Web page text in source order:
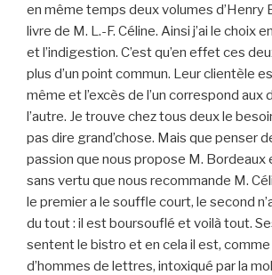
en même temps deux volumes d’Henry
livre de M. L.-F. Céline. Ainsi j’ai le choix
et l’indigestion. C’est qu’en effet ces
plus d’un point commun. Leur clientèle
même et l’excès de l’un correspond aux
l’autre. Je trouve chez tous deux le
pas dire grand’chose. Mais que penser
passion que nous propose M. Bordeaux
sans vertu que nous recommande M.
le premier a le souffle court, le second
du tout : il est boursouflé et voilà tout.
sentent le bistro et en cela il est,
d’hommes de lettres, intoxiqué par la